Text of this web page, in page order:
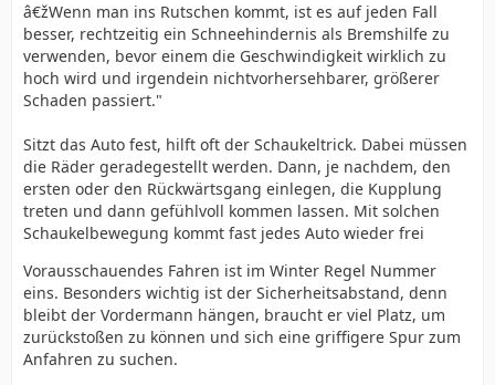
â€žWenn man ins Rutschen kommt, ist es auf jeden Fall
besser, rechtzeitig ein Schneehindernis als Bremshilfe zu
verwenden, bevor einem die Geschwindigkeit wirklich zu
hoch wird und irgendein nichtvorhersehbarer, größerer
Schaden passiert."
Sitzt das Auto fest, hilft oft der Schaukeltrick. Dabei müssen
die Räder geradegestellt werden. Dann, je nachdem, den
ersten oder den Rückwärtsgang einlegen, die Kupplung
treten und dann gefühlvoll kommen lassen. Mit solchen
Schaukelbewegung kommt fast jedes Auto wieder frei
Vorausschauendes Fahren ist im Winter Regel Nummer
eins. Besonders wichtig ist der Sicherheitsabstand, denn
bleibt der Vordermann hängen, braucht er viel Platz, um
zurückstoßen zu können und sich eine griffigere Spur zum
Anfahren zu suchen.